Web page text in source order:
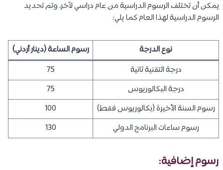
يمكن أن تختلف الرسوم الدراسية من عام دراسي لآخر، وتم تحديد
الرسوم الدراسية لهذا العام كما يلي:
نوع الدرجة
رسوم الساعة (دينار أردني)
درجة التقنية ثانية
75
درجة البكالوريوس
75
رسوم السنة الأخيرة (بكالوريوس فقط)
100
رسوم ساعات البرنامج الدولي
130
رسوم إضافية: